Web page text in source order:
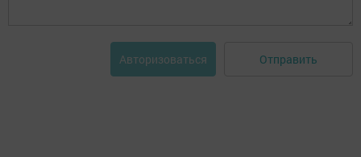
Авторизоваться Отправить